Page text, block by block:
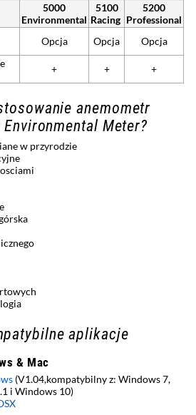
5000
Environmental
5100
Racing
5200
Professional
Opcja Opcja
Opcja
+ + +
anemometr
Meter?
w przyrodzie
aplikacje
& Mac
(V1.04,kompatybilny z: Windows 7,
i Windows 10)